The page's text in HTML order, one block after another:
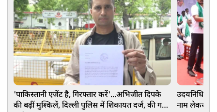
'पाकिस्तानी एजेंट है, गिरफ्तार करें'...अभिजीत दिपके
की बढ़ीं मुश्किलें, दिल्ली पुलिस में शिकायत दर्ज, की गई
उदयनिधि
नाम लेकर की